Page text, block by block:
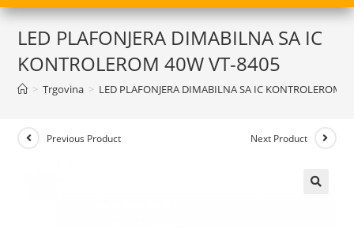
LED PLAFONJERA DIMABILNA SA IC
KONTROLEROM 40W VT-8405
> Trgovina > LED PLAFONJERA DIMABILNA SA IC KONTROLEROM
Previous Product Next Product